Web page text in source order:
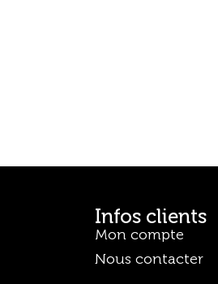
Infos clients
Mon compte
Nous contacter